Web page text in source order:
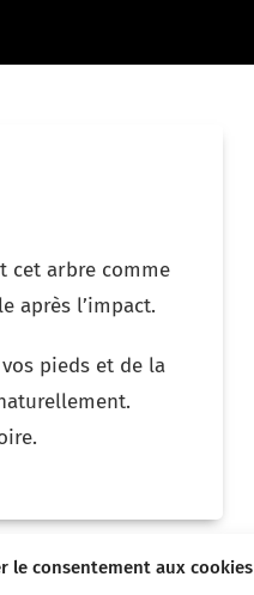
le consentement aux cookies
cet arbre comme
après l’impact.
pieds et de la